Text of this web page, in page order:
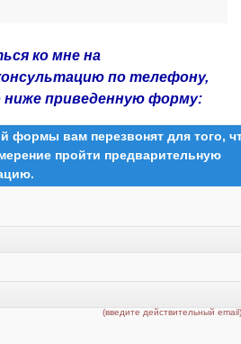
ко мне на
по телефону,
ниже приведенную форму:
формы вам перезвонят для того,
пройти предварительную
(введите действительный